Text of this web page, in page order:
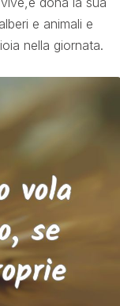
e animali e
nella giornata.